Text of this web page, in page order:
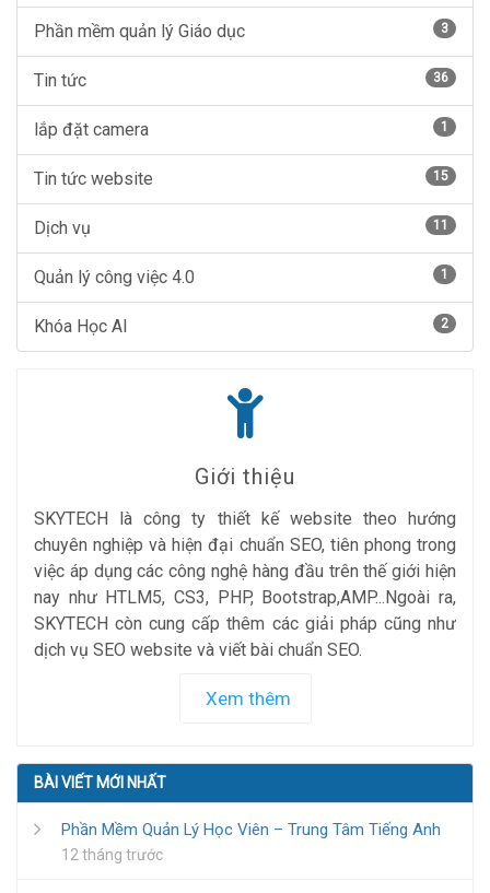
Phần mềm quản lý Giáo dục 3
Tin tức 36
lắp đặt camera 1
Tin tức website 15
Dịch vụ 11
Quản lý công việc 4.0 1
Khóa Học AI 2
Giới thiệu
SKYTECH là công ty thiết kế website theo hướng
chuyên nghiệp và hiện đại chuẩn SEO, tiên phong trong
việc áp dụng các công nghệ hàng đầu trên thế giới hiện
nay như HTLM5, CS3, PHP, Bootstrap,AMP...Ngoài ra,
SKYTECH còn cung cấp thêm các giải pháp cũng như
dịch vụ SEO website và viết bài chuẩn SEO.
Xem thêm
BÀI VIẾT MỚI NHẤT
Phần Mềm Quản Lý Học Viên – Trung Tâm Tiếng Anh
12 tháng trước